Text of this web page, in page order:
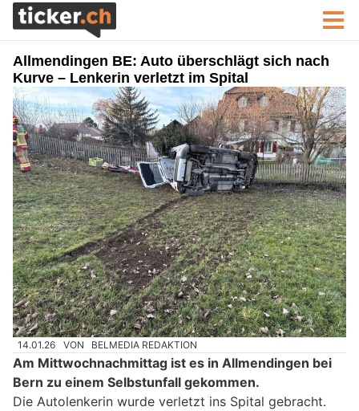
Allmendingen BE: Auto überschlägt sich nach
Kurve – Lenkerin verletzt im Spital
14.01.26 VON BELMEDIA REDAKTION
Am Mittwochnachmittag ist es in Allmendingen bei
Bern zu einem Selbstunfall gekommen.
Die Autolenkerin wurde verletzt ins Spital gebracht.